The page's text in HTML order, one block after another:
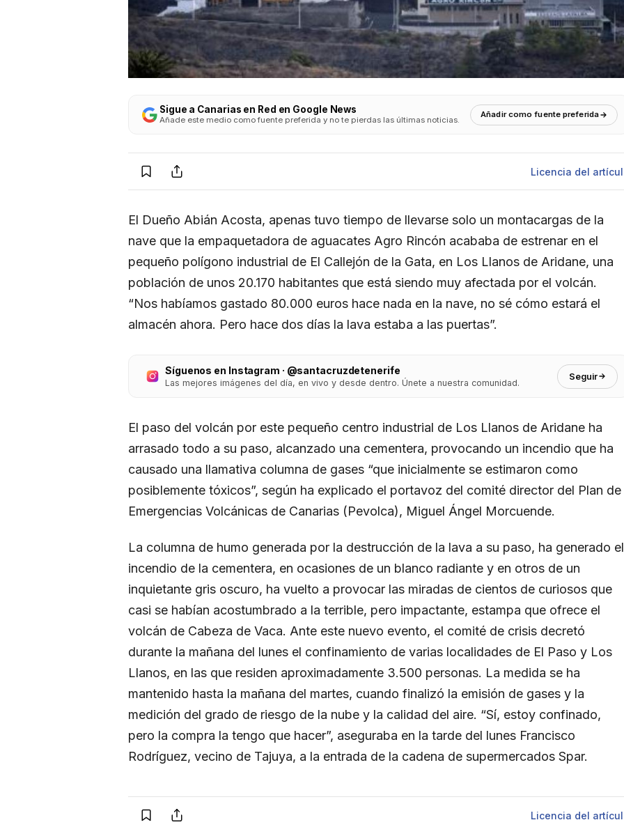
Sigue a Canarias en Red en Google News
Añade este medio como fuente preferida y no te pierdas las últimas noticias.
Añadir como fuente preferida
Licencia del
El Dueño Abián Acosta, apenas tuvo tiempo de llevarse solo un montacargas de la
nave que la empaquetadora de aguacates Agro Rincón acababa de estrenar en el
pequeño polígono industrial de El Callejón de la Gata, en Los Llanos de Aridane, una
población de unos 20.170 habitantes que está siendo muy afectada por el volcán.
“Nos habíamos gastado 80.000 euros hace nada en la nave, no sé cómo estará el
almacén ahora. Pero hace dos días la lava estaba a las puertas”.
Síguenos en Instagram · @santacruzdetenerife
Las mejores imágenes del día, en vivo y desde dentro. Únete a nuestra comunidad.
Seguir
El paso del volcán por este pequeño centro industrial de Los Llanos de Aridane ha
arrasado todo a su paso, alcanzado una cementera, provocando un incendio que ha
causado una llamativa columna de gases “que inicialmente se estimaron como
posiblemente tóxicos”, según ha explicado el portavoz del comité director del Plan de
Emergencias Volcánicas de Canarias (Pevolca), Miguel Ángel Morcuende.
La columna de humo generada por la destrucción de la lava a su paso, ha generado el
incendio de la cementera, en ocasiones de un blanco radiante y en otros de un
inquietante gris oscuro, ha vuelto a provocar las miradas de cientos de curiosos que
casi se habían acostumbrado a la terrible, pero impactante, estampa que ofrece el
volcán de Cabeza de Vaca. Ante este nuevo evento, el comité de crisis decretó
durante la mañana del lunes el confinamiento de varias localidades de El Paso y Los
Llanos, en las que residen aproximadamente 3.500 personas. La medida se ha
mantenido hasta la mañana del martes, cuando finalizó la emisión de gases y la
medición del grado de riesgo de la nube y la calidad del aire. “Sí, estoy confinado,
pero la compra la tengo que hacer”, aseguraba en la tarde del lunes Francisco
Rodríguez, vecino de Tajuya, a la entrada de la cadena de supermercados Spar.
Licencia del